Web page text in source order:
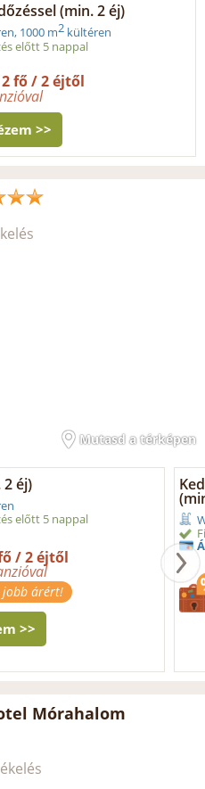
(min. 2 éj)
1000 m2 kültéren
előtt 5 nappal
fő / 2 éjtől
>>
Mutasd a térképen
éj)
előtt 5 nappal
/ 2 éjtől
jobb árért!
>>
Mórahalom